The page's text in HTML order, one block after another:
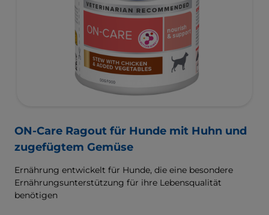
ON-Care Ragout für Hunde mit Huhn und
zugefügtem Gemüse
Ernährung entwickelt für Hunde, die eine besondere
Ernährungsunterstützung für ihre Lebensqualität
benötigen